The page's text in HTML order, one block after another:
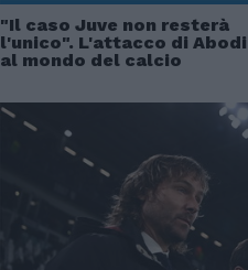
"Il caso Juve non resterà
l'unico". L'attacco di Abodi
al mondo del calcio